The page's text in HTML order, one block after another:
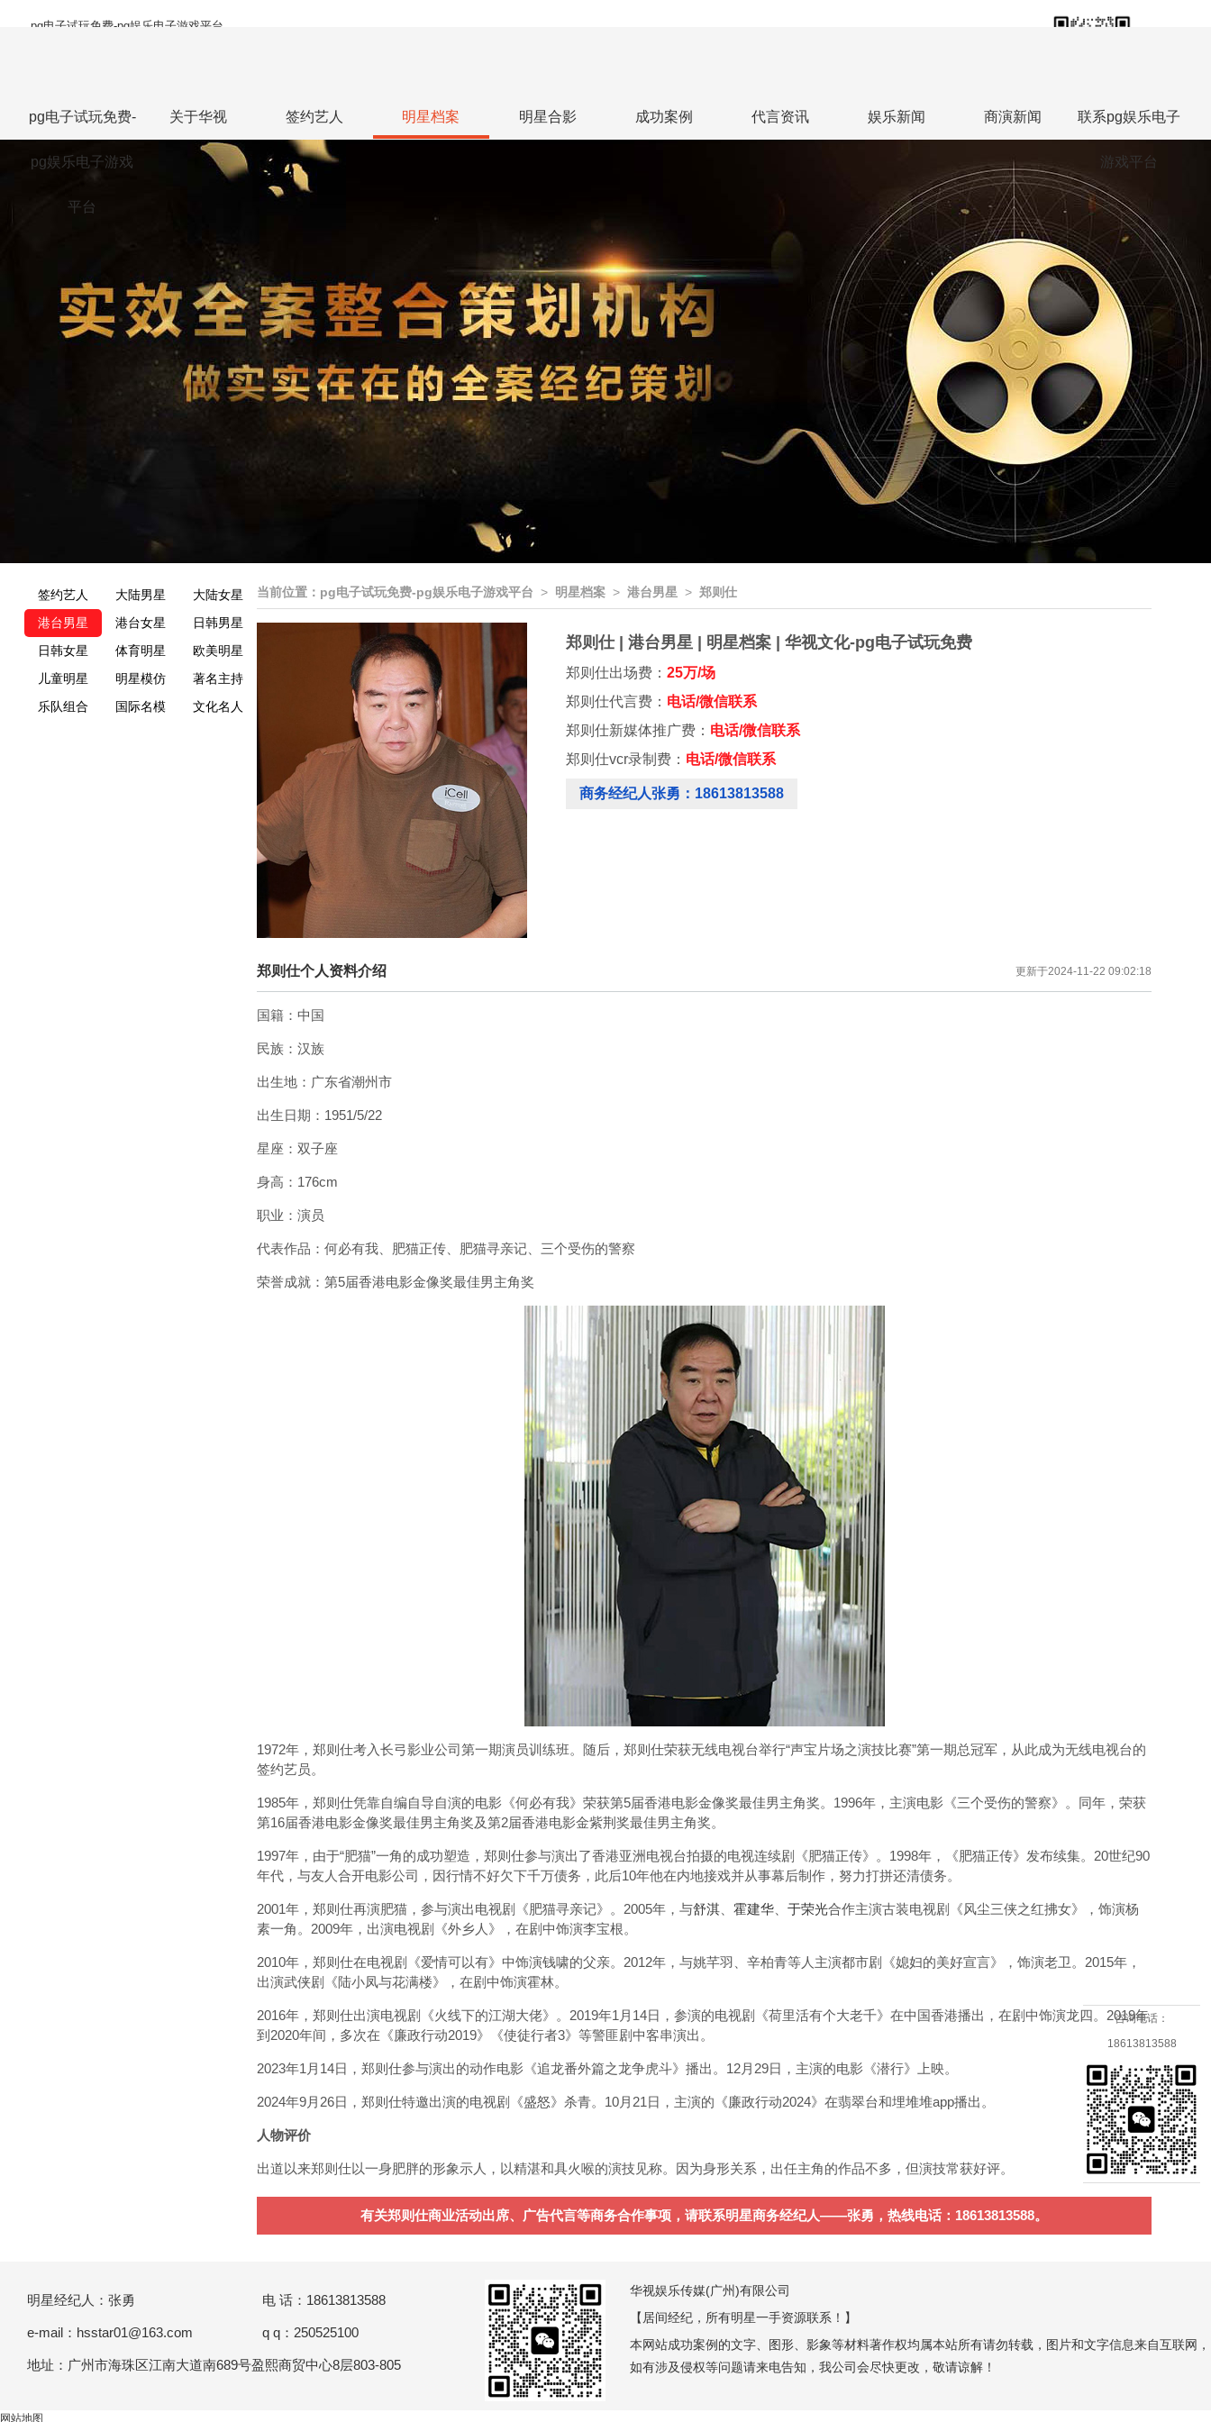
pg电子试玩免费-pg娱乐电子游戏平台
pg电子试玩免费-
pg娱乐电子游戏
平台
关于华视 签约艺人 明星档案 明星合影 成功案例 代言资讯 娱乐新闻 商演新闻 联系pg娱乐电子
游戏平台
签约艺人 大陆男星
大陆女星
港台男星
港台女星
日韩男星
日韩女星
体育明星
欧美明星
儿童明星
明星模仿
著名主持
乐队组合
国际名模 文化名人
当前位置： pg电子试玩免费-pg娱乐电子游戏平台 > 明星档案 > 港台男星 > 郑则仕
郑则仕 | 港台男星 | 明星档案 | 华视文化-pg电子试玩免费
郑则仕出场费： 25万/场
郑则仕代言费： 电话/微信联系
郑则仕新媒体推广费： 电话/微信联系
郑则仕vcr录制费： 电话/微信联系
商务经纪人张勇：18613813588
郑则仕个人资料介绍 更新于2024-11-22 09:02:18
国籍：中国
民族：汉族
出生地：广东省潮州市
出生日期：1951/5/22
星座：双子座
身高：176cm
职业：演员
代表作品：何必有我、肥猫正传、肥猫寻亲记、三个受伤的警察
荣誉成就：第5届香港电影金像奖最佳男主角奖
1972年，郑则仕考入长弓影业公司第一期演员训练班。随后，郑则仕荣获无线电视台举行“声宝片场之演技比赛”第一期总冠军，从此成为无线电视台的
签约艺员。
1985年，郑则仕凭靠自编自导自演的电影《何必有我》荣获第5届香港电影金像奖最佳男主角奖。1996年，主演电影《三个受伤的警察》。同年，荣获
第16届香港电影金像奖最佳男主角奖及第2届香港电影金紫荆奖最佳男主角奖。
1997年，由于“肥猫”一角的成功塑造，郑则仕参与演出了香港亚洲电视台拍摄的电视连续剧《肥猫正传》。1998年，《肥猫正传》发布续集。20世纪90
年代，与友人合开电影公司，因行情不好欠下千万债务，此后10年他在内地接戏并从事幕后制作，努力打拼还清债务。
2001年，郑则仕再演肥猫，参与演出电视剧《肥猫寻亲记》。2005年，与舒淇、 霍建华、 于荣光合作主演古装电视剧《风尘三侠之红拂女》，饰演杨
素一角。2009年，出演电视剧《外乡人》，在剧中饰演李宝根。
2010年，郑则仕在电视剧《爱情可以有》中饰演钱啸的父亲。2012年，与姚芊羽、辛柏青等人主演都市剧《媳妇的美好宣言》，饰演老卫。2015年，
出演武侠剧《陆小凤与花满楼》，在剧中饰演霍林。
2016年，郑则仕出演电视剧《火线下的江湖大佬》。2019年1月14日，参演的电视剧《荷里活有个大老千》在中国香港播出，在剧中饰演龙四。2019年
到2020年间，多次在《廉政行动2019》《使徒行者3》等警匪剧中客串演出。
2023年1月14日，郑则仕参与演出的动作电影《追龙番外篇之龙争虎斗》播出。12月29日，主演的电影《潜行》上映。
2024年9月26日，郑则仕特邀出演的电视剧《盛怒》杀青。10月21日，主演的《廉政行动2024》在翡翠台和埋堆堆app播出。
人物评价
出道以来郑则仕以一身肥胖的形象示人，以精湛和具火喉的演技见称。因为身形关系，出任主角的作品不多，但演技常获好评。
有关郑则仕商业活动出席、广告代言等商务合作事项，请联系明星商务经纪人——张勇，热线电话：18613813588。
明星经纪人：张勇 电 话：18613813588
e-mail： hsstar01@163.com q q：250525100
地址：广州市海珠区江南大道南689号盈熙商贸中心8层803-805
华视娱乐传媒(广州)有限公司
【居间经纪，所有明星一手资源联系！】
本网站成功案例的文字、图形、影象等材料著作权均属本站所有请勿转载，图片和文字信息来自互联网，
如有涉及侵权等问题请来电告知，我公司会尽快更改，敬请谅解！
咨询电话：
18613813588
网站地图